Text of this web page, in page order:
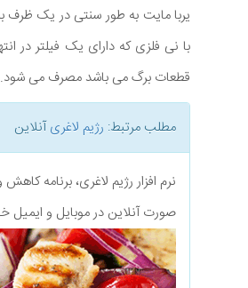
یربا مایت به طور سنتی در یک ظرف
با نی فلزی که دارای یک فیلتر در
قطعات برگ می باشد مصرف می شود.
مطلب مرتبط: رژیم لاغریآنلاین
نرم افزار رژیم لاغری، برنامه
صورت آنلاین در موبایل و ایمیل